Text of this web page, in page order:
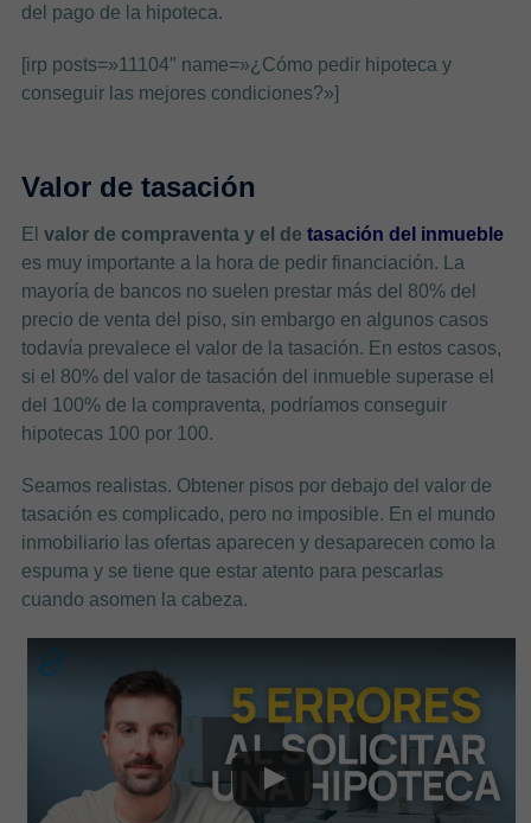
del pago de la hipoteca.
[irp posts=»11104″ name=»¿Cómo pedir hipoteca y
conseguir las mejores condiciones?»]
Valor de tasación
El valor de compraventa y el de tasación del inmueble
es muy importante a la hora de pedir financiación. La
mayoría de bancos no suelen prestar más del 80% del
precio de venta del piso, sin embargo en algunos casos
todavía prevalece el valor de la tasación. En estos casos,
si el 80% del valor de tasación del inmueble superase el
del 100% de la compraventa, podríamos conseguir
hipotecas 100 por 100.
Seamos realistas. Obtener pisos por debajo del valor de
tasación es complicado, pero no imposible. En el mundo
inmobiliario las ofertas aparecen y desaparecen como la
espuma y se tiene que estar atento para pescarlas
cuando asomen la cabeza.